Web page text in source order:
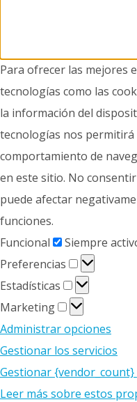
Para ofrecer las mejores
tecnologías como las
la información del
tecnologías nos
comportamiento de
en este sitio. No
puede afectar
funciones.
Funcional
Funcional
Siempre
Preferencias
Estadísticas
Estadísticas
Marketing
Marketing
Administrar opciones
Gestionar los servicios
Gestionar
Leer más sobre estos